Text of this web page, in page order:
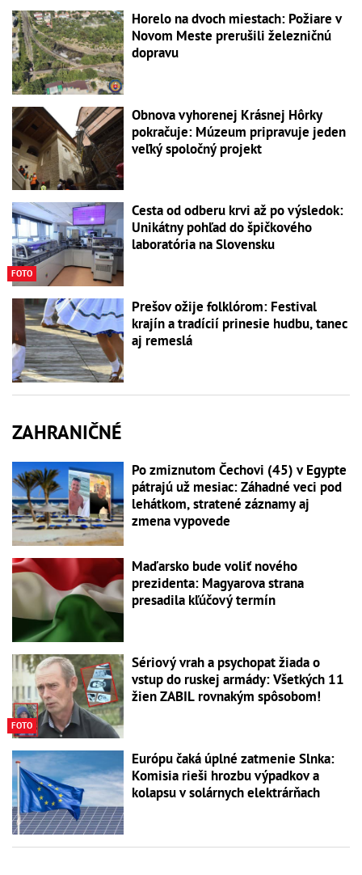
Horelo na dvoch miestach: Požiare v
Novom Meste prerušili železničnú
dopravu
Obnova vyhorenej Krásnej Hôrky
pokračuje: Múzeum pripravuje jeden
veľký spoločný projekt
FOTO
Cesta od odberu krvi až po výsledok:
Unikátny pohľad do špičkového
laboratória na Slovensku
Prešov ožije folklórom: Festival
krajín a tradícií prinesie hudbu, tanec
aj remeslá
ZAHRANIČNÉ
Po zmiznutom Čechovi (45) v Egypte
pátrajú už mesiac: Záhadné veci pod
lehátkom, stratené záznamy aj
zmena vypovede
Maďarsko bude voliť nového
prezidenta: Magyarova strana
presadila kľúčový termín
FOTO
Sériový vrah a psychopat žiada o
vstup do ruskej armády: Všetkých 11
žien ZABIL rovnakým spôsobom!
Európu čaká úplné zatmenie Slnka:
Komisia rieši hrozbu výpadkov a
kolapsu v solárnych elektrárňach